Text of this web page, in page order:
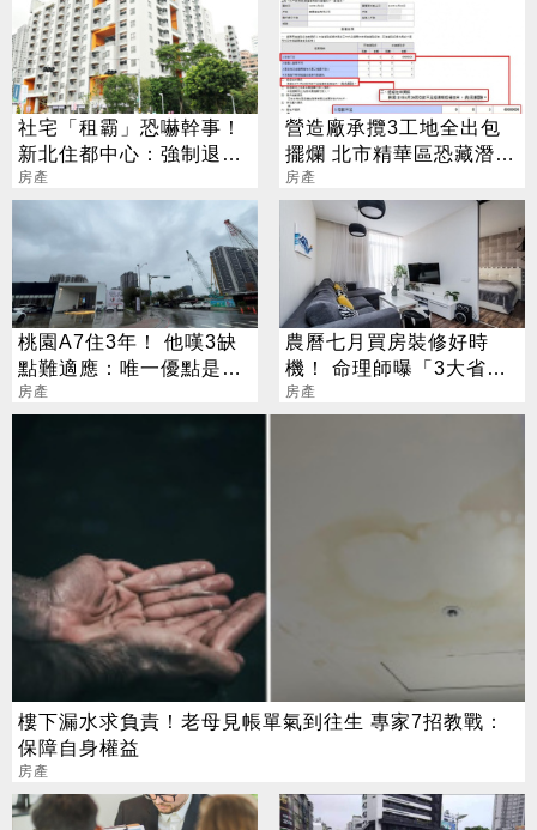
社宅「租霸」恐嚇幹事！
新北住都中心：強制退租
列黑名單
房產
營造廠承攬3工地全出包
擺爛 北市精華區恐藏潛在
爛尾樓
房產
桃園A7住3年！ 他嘆3缺
點難適應：唯一優點是房
價
房產
農曆七月買房裝修好時
機！ 命理師曝「3大省錢
攻略」：一次省很大
房產
樓下漏水求負責！老母見帳單氣到往生 專家7招教戰：
保障自身權益
房產